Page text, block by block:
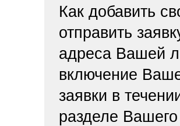
Как добавить
отправить
адреса Вашей
включение
заявки в
разделе